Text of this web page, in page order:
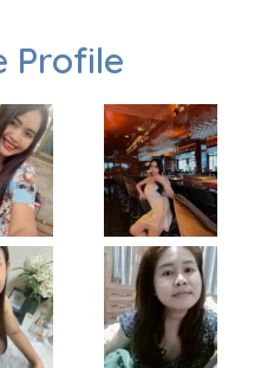
Profile